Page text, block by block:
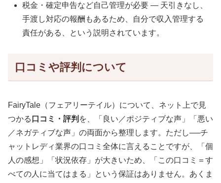
税金・確定申告など自己管理が必要 — 天引きなし、
手渡し対応の報酬もあるため、自分で収入管理する
責任がある、という説明されています。
口コミや評判について
FairyTale（フェアリーテイル）について、ネット上で見
つかる 口コミ・評判 を、「良い／ポジティブな声」「悪い
／ネガティブな声」の両面から整理します。ただし──チ
ャットレディ業界の口コミ全体に言えることですが、「個
人の感想」「状況依存」が大きいため、「この口コミ＝す
べての人に当てはまる」という保証はありません。あくま